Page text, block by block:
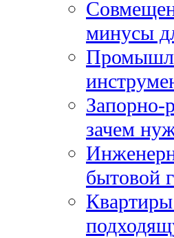
минусы
Запорно-
зачем
бытовой